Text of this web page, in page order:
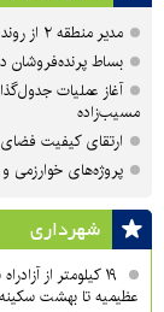
مدیر منطقه ۲ از روند اجرای پروژه زیرگذر شیخ‌آباد بازدید کرد
بساط
آغاز عملیات
مسیب‌زاده
ارتقای کیفیت
پروژه‌های خوارزمی
شهرداری
۱۹ کیلومتر از
عظیمیه تا بهشت سکینه به ۱۰